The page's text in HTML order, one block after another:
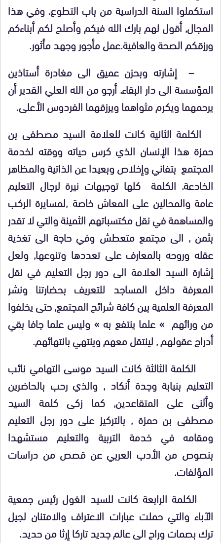
استكملوا السنة الدراسية من باب التطوع. وفي هذا
المجال, أقول لهم بارك الله فيكم وأصلح لكم أبناءكم
ورزقكم الصحة والعافية.عمل مأجور وجهد مأثور.
– إشارته وبحزن عميق الى مغادرة أستاذين
المؤسسة الى دار البقاء. أرجو من الله العلي القدير أن
يرحمهما ويكرم مثواهما ويرزقهما الفردوس الأعلى.
الكلمة الثانية كانت للعلامة السيد مصطفى بن
حمزة هذا الإنسان الذي كرس حياته ووقته لخدمة
المجتمع بتفاني وإخلاص وبعيدا عن الذاتية والمظاهر
الخادعة. الكلمة كلها توجيهات نيرة لرجال التعليم
عامة والمحالين على المعاش خاصة ,لمسايرة الركب
والمساهمة في نقل مكتسباتهم الثمينة والتي لا تقدر
بثمن , الى مجتمع متعطش وفي حاجة الى تغذية
عقله وروحه بالمعارف على تعددها وتنوعها, ولعل
إشارة السيد العلامة الى دور رجل التعليم في نقل
المعرفة داخل المساجد للتعريف بحضارتنا ونشر
المعرفة العلمية بين كافة شرائح المجتمع, حتى يخلفوا
من ورائهم » علما ينتفع به » وليس علما جافا بقي
أدراج عقولهم , لينتقل معهم وينتهي بانتهائهم.
الكلمة الثالثة كانت السيد موسى التهامي نائب
التعليم بنيابة وجدة أنكاد , والذي رحب بالحاضرين
وأثنى على المتقاعدين, كما زكى كلمة السيد
مصطفى بن حمزة , بالتركيز على دور رجل التعليم
ومقامه في خدمة التربية والتعليم مستشهدا
بنصوص من الأدب العربي عن قصص من دراسات
المؤلفات.
الكلمة الرابعة كانت للسيد الغول رئيس جمعية
الآباء والتي حملت عبارات الاعتراف والامتنان لجيل
ترك بصمات وراح الى عالم جديد تاركا إرثا من حديد.